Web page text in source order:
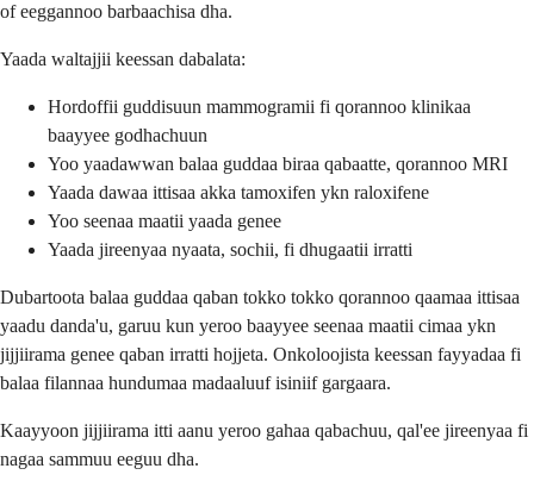
of eeggannoo barbaachisa dha.
Yaada waltajjii keessan dabalata:
Hordoffii guddisuun mammogramii fi qorannoo klinikaa
baayyee godhachuun
Yoo yaadawwan balaa guddaa biraa qabaatte, qorannoo MRI
Yaada dawaa ittisaa akka tamoxifen ykn raloxifene
Yoo seenaa maatii yaada genee
Yaada jireenyaa nyaata, sochii, fi dhugaatii irratti
Dubartoota balaa guddaa qaban tokko tokko qorannoo qaamaa ittisaa
yaadu danda'u, garuu kun yeroo baayyee seenaa maatii cimaa ykn
jijjiirama genee qaban irratti hojjeta. Onkoloojista keessan fayyadaa fi
balaa filannaa hundumaa madaaluuf isiniif gargaara.
Kaayyoon jijjiirama itti aanu yeroo gahaa qabachuu, qal'ee jireenyaa fi
nagaa sammuu eeguu dha.